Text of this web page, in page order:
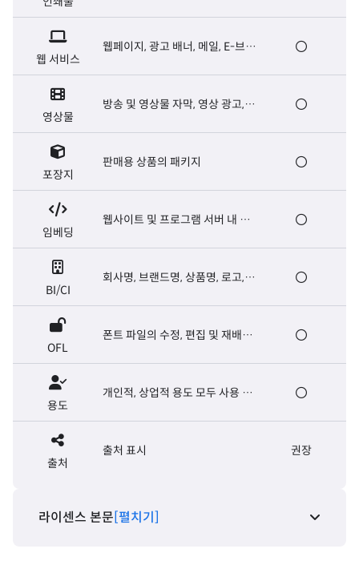
웹 서비스
웹페이지, 광고 배너, 메일, E-브로
영상물
방송 및 영상물 자막, 영상 광고,
포장지
판매용 상품의 패키지
임베딩
웹사이트 및 프로그램 서버 내 폰
BI/CI
회사명, 브랜드명, 상품명, 로고,
OFL
폰트 파일의 수정, 편집 및 재배포
지
용도
개인적, 상업적 용도 모두 사용 가
출처
출처 표시 권장
라이센스 본문[펼치기]